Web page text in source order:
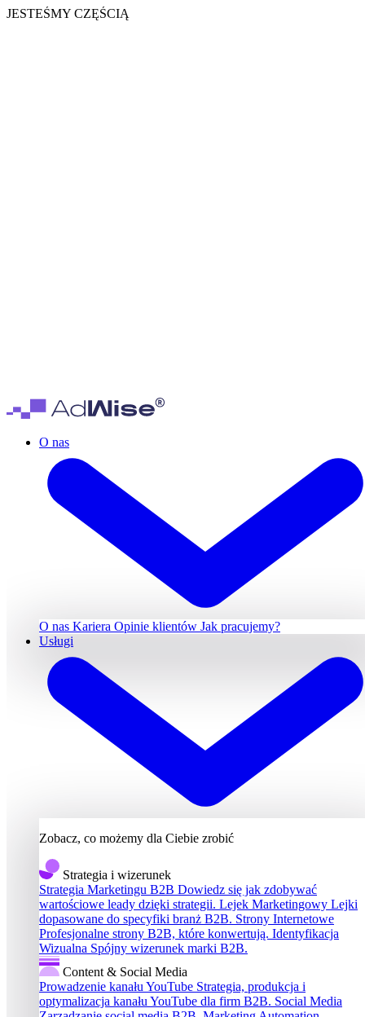
JESTEŚMY CZĘŚCIĄ
O nas
O nas Kariera Opinie klientów Jak pracujemy?
Usługi
Zobacz, co możemy dla Ciebie zrobić
Strategia i wizerunek
Strategia Marketingu B2B Dowiedz się jak zdobywać
wartościowe leady dzięki strategii. Lejek Marketingowy Lejki
dopasowane do specyfiki branż B2B. Strony Internetowe
Profesjonalne strony B2B, które konwertują. Identyfikacja
Wizualna Spójny wizerunek marki B2B.
Content & Social Media
Prowadzenie kanału YouTube Strategia, produkcja i
optymalizacja kanału YouTube dla firm B2B. Social Media